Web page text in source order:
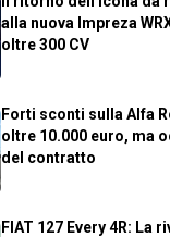
alla nuova Impreza
oltre 300 CV
Forti sconti sulla Alfa
oltre 10.000 euro, ma
del contratto
FIAT 127 Every 4R: La